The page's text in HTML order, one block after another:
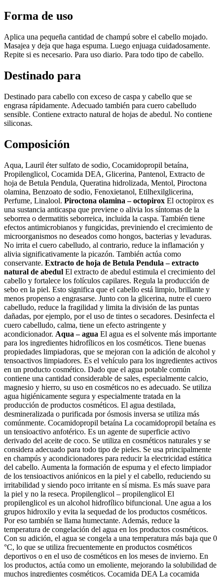
Forma de uso
Aplica una pequeña cantidad de champú sobre el cabello mojado.
Masajea y deja que haga espuma. Luego enjuaga cuidadosamente.
Repite si es necesario. Para uso diario. Para todo tipo de cabello.
Destinado para
Destinado para cabello con exceso de caspa y cabello que se
engrasa rápidamente. Adecuado también para cuero cabelludo
sensible. Contiene extracto natural de hojas de abedul. No contiene
siliconas.
Composición
Aqua, Lauril éter sulfato de sodio, Cocamidopropil betaína,
Propilenglicol, Cocamida DEA, Glicerina, Pantenol, Extracto de
hoja de Betula Pendula, Queratina hidrolizada, Mentol, Piroctona
olamina, Benzoato de sodio, Fenoxietanol, Etilhexilglicerina,
Perfume, Linalool. Piroctona olamina – octopirox El octopirox es
una sustancia anticaspa que previene o alivia los síntomas de la
seborrea o dermatitis seborreica, incluida la caspa. También tiene
efectos antimicrobianos y fungicidas, previniendo el crecimiento de
microorganismos no deseados como hongos, bacterias y levaduras.
No irrita el cuero cabelludo, al contrario, reduce la inflamación y
alivia significativamente la picazón. También actúa como
conservante. Extracto de hoja de Betula Pendula – extracto
natural de abedul El extracto de abedul estimula el crecimiento del
cabello y fortalece los folículos capilares. Regula la producción de
sebo en la piel. Esto significa que el cabello está limpio, brillante y
menos propenso a engrasarse. Junto con la glicerina, nutre el cuero
cabelludo, reduce la fragilidad y limita la división de las puntas
dañadas, por ejemplo, por el uso de tintes o secadores. Desinfecta el
cuero cabelludo, calma, tiene un efecto astringente y
acondicionador. Aqua – agua El agua es el solvente más importante
para los ingredientes hidrofílicos en los cosméticos. Tiene buenas
propiedades limpiadoras, que se mejoran con la adición de alcohol y
tensoactivos limpiadores. Es el vehículo para los ingredientes activos
en un producto cosmético. Dado que el agua potable común
contiene una cantidad considerable de sales, especialmente calcio,
magnesio y hierro, su uso en cosméticos no es adecuado. Se utiliza
agua higiénicamente segura y especialmente tratada en la
producción de productos cosméticos. El agua destilada,
desmineralizada o purificada por ósmosis inversa se utiliza más
comúnmente. Cocamidopropil betaína La cocamidopropil betaína es
un tensioactivo anfotérico. Es un agente de superficie activo
derivado del aceite de coco. Se utiliza en cosméticos naturales y se
considera adecuado para todo tipo de pieles. Se usa principalmente
en champús y acondicionadores para reducir la electricidad estática
del cabello. Aumenta la formación de espuma y el efecto limpiador
de los tensioactivos aniónicos en la piel y el cabello, reduciendo su
irritabilidad y siendo poco irritante en sí misma. Es más suave para
la piel y no la reseca. Propilenglicol – propilenglicol El
propilenglicol es un alcohol hidrofílico bifuncional. Une agua a los
grupos hidroxilo y evita la sequedad de los productos cosméticos.
Por eso también se llama humectante. Además, reduce la
temperatura de congelación del agua en los productos cosméticos.
Con su adición, el agua se congela a una temperatura más baja que 0
°C, lo que se utiliza frecuentemente en productos cosméticos
deportivos o en el uso de cosméticos en los meses de invierno. En
los productos, actúa como un emoliente, mejorando la solubilidad de
muchos ingredientes cosméticos. Cocamida DEA La cocamida